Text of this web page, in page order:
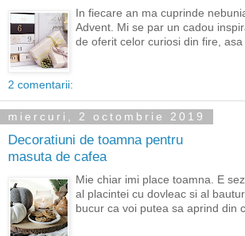
In fiecare an ma cuprinde
Advent. Mi se par un cadou
de oferit celor curiosi din fire, asa
2 comentarii:
miercuri, 2 octombrie 2019
Decoratiuni de toamna pentru
masuta de cafea
Mie chiar imi place toamna. E
al placintei cu dovleac si al
bucur ca voi putea sa aprind din